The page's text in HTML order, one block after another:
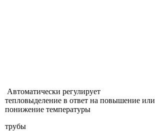
Автоматически регулирует
тепловыделение в ответ на повышение или
понижение температуры
трубы